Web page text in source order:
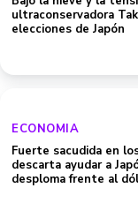
ultraconservadora
elecciones de Japón
ECONOMIA
Fuerte sacudida en
descarta ayudar a
desploma frente al